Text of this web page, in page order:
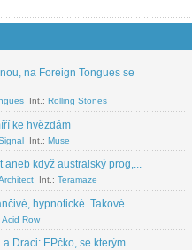
na Foreign Tongues se
Int.: Rolling Stones
ke hvězdám
Int.: Muse
aneb když australský prog,...
Int.: Teramaze
hypnotické. Takové...
Acid Row
Draci: EPčko, se kterým...